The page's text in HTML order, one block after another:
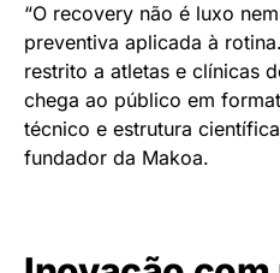
“O recovery não é luxo
preventiva aplicada à
restrito a atletas e clínicas
chega ao público em
técnico e estrutura
fundador da Makoa.